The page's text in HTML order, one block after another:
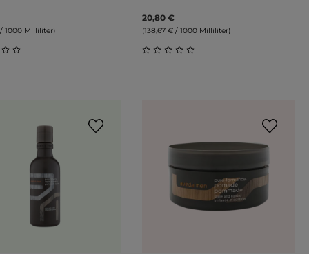
1000 Milliliter)
20,80 €
(138,67 € / 1000 Milliliter)